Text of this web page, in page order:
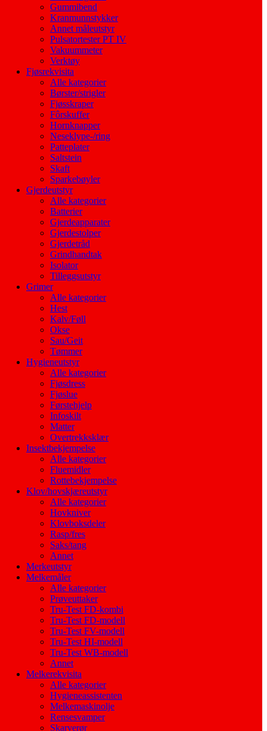
Gummibend
Kranmunnstykker
Annet måleutstyr
Pulsatortester PT IV
Vakuummeter
Verktøy
Fjøsrekvisita
Alle kategorier
Børster/strigler
Fjøsskraper
Fôrskuffer
Hornknapper
Neseklype-/ring
Patteplater
Saltstein
Skaft
Sparkebøyler
Gjerdeutstyr
Alle kategorier
Batterier
Gjerdeapparater
Gjerdestolper
Gjerdetråd
Grindhandtak
Isolator
Tilleggsutstyr
Grimer
Alle kategorier
Hest
Kalv/Føll
Okse
Sau/Geit
Tømmer
Hygieneutstyr
Alle kategorier
Fjøsdress
Fjøslue
Førstehjelp
Infoskilt
Matter
Overtrekksklær
Insektbekjempelse
Alle kategorier
Fluemidler
Rottebekjempelse
Klov/hovskjæreutstyr
Alle kategorier
Hovkniver
Klovboksdeler
Rasp/fres
Saks/tang
Annet
Merkeutstyr
Melkemåler
Alle kategorier
Prøveuttaker
Tru-Test FD-kombi
Tru-Test FD-modell
Tru-Test FV-modell
Tru-Test HI-modell
Tru-Test WB-modell
Annet
Melkerekvisita
Alle kategorier
Hygieneassistenten
Melkemaskinolje
Rensesvamper
Skarverør